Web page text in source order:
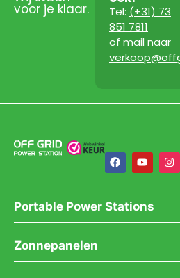
voor je klaar. Tel: (+31) 73
851 7811
of mail naar
Portable Power Stations
Zonnepanelen